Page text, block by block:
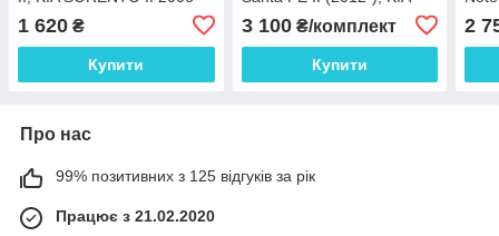
1 620 ₴
Купити
(комплект 2 шт.)
3 100₴/комплект
Купити
2
Про нас
99% позитивних з 125 відгуків за рік
Працює з 21.02.2020